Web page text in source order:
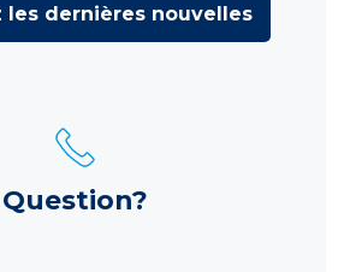
les dernières nouvelles
Question?